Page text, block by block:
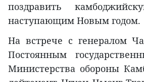
поздравить
наступающим Новым годом.
На встрече с генералом
Постоянным
Министерства обороны